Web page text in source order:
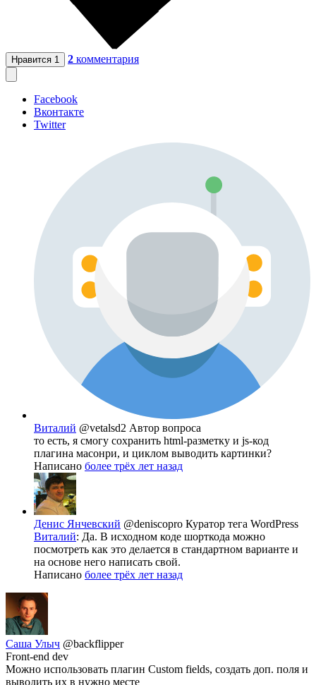
Нравится 1 2 комментария
Facebook
Вконтакте
Twitter
Виталий @vetalsd2 Автор вопроса
то есть, я смогу сохранить html-разметку и js-код
плагина масонри, и циклом выводить картинки?
Написано более трёх лет назад
Денис Янчевский @deniscopro Куратор тега WordPress
Виталий: Да. В исходном коде шорткода можно
посмотреть как это делается в стандартном варианте и
на основе него написать свой.
Написано более трёх лет назад
Саша Улыч @backflipper
Front-end dev
Можно использовать плагин Custom fields, создать доп. поля и
выводить их в нужно месте